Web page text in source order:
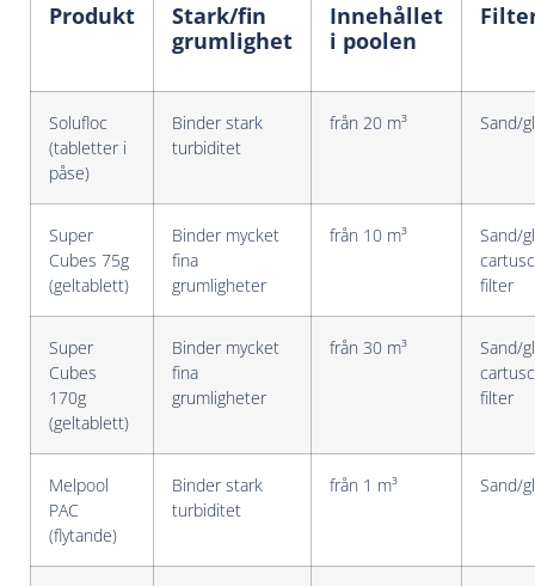
Produkt
Stark/fin
grumlighet
Innehållet
i poolen
Solufloc
(tabletter i
påse)
Binder stark
turbiditet
från 20 m³ Sand/
Super
Cubes 75g
(geltablett)
Binder mycket
fina
grumligheter
från 10 m³
Sand/
filter
Super
Cubes
170g
(geltablett)
Binder mycket
fina
grumligheter
från 30 m³
Sand/
filter
Melpool
PAC
(flytande)
Binder stark
turbiditet
från 1 m³ Sand/